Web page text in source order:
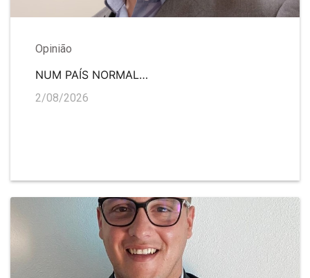
Opinião
NUM PAÍS NORMAL…
2/08/2026